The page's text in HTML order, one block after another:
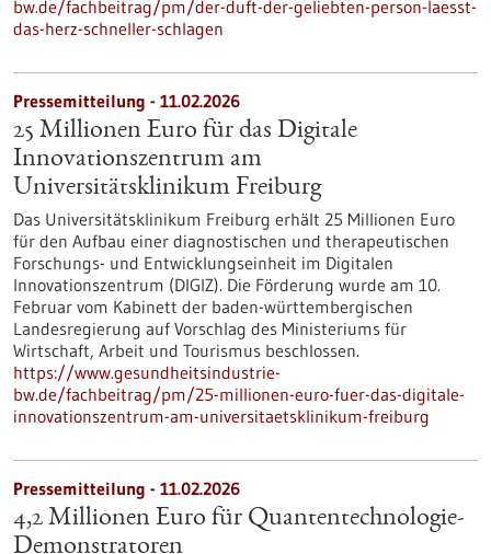
bw.de/fachbeitrag/pm/der-duft-der-geliebten-person-laesst-
das-herz-schneller-schlagen
Pressemitteilung - 11.02.2026
25 Millionen Euro für das Digitale
Innovationszentrum am
Universitätsklinikum Freiburg
Das Universitätsklinikum Freiburg erhält 25 Millionen Euro
für den Aufbau einer diagnostischen und therapeutischen
Forschungs- und Entwicklungseinheit im Digitalen
Innovationszentrum (DIGIZ). Die Förderung wurde am 10.
Februar vom Kabinett der baden-württembergischen
Landesregierung auf Vorschlag des Ministeriums für
Wirtschaft, Arbeit und Tourismus beschlossen.
https://www.gesundheitsindustrie-
bw.de/fachbeitrag/pm/25-millionen-euro-fuer-das-digitale-
innovationszentrum-am-universitaetsklinikum-freiburg
Pressemitteilung - 11.02.2026
4,2 Millionen Euro für Quantentechnologie-
Demonstratoren